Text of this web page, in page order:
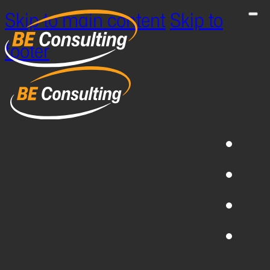
Skip to main content Skip to
footer